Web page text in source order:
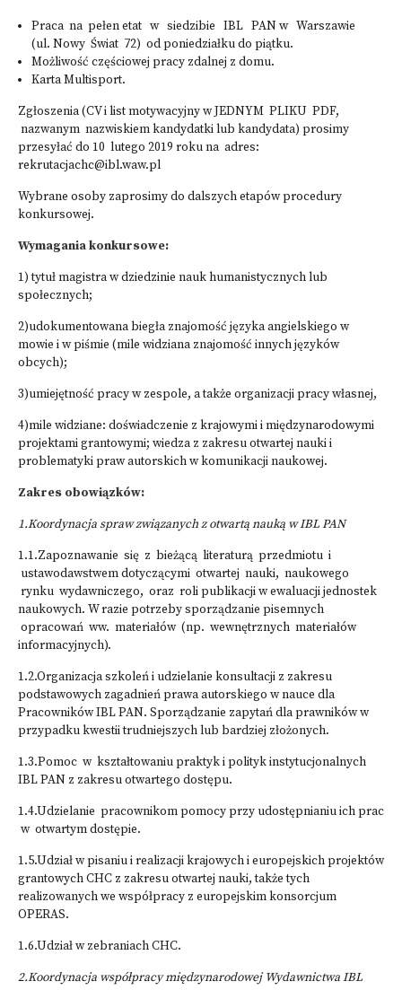
Praca na pełen etat w siedzibie IBL PAN w Warszawie
(ul. Nowy Świat 72) od poniedziałku do piątku.
Możliwość częściowej pracy zdalnej z domu.
Karta Multisport.
Zgłoszenia (CV i list motywacyjny w JEDNYM PLIKU PDF,
nazwanym nazwiskiem kandydatki lub kandydata) prosimy
przesyłać do 10 lutego 2019 roku na adres:
rekrutacjachc@ibl.waw.pl
Wybrane osoby zaprosimy do dalszych etapów procedury
konkursowej.
Wymagania konkursowe:
1) tytuł magistra w dziedzinie nauk humanistycznych lub
społecznych;
2)udokumentowana biegła znajomość języka angielskiego w
mowie i w piśmie (mile widziana znajomość innych języków
obcych);
3)umiejętność pracy w zespole, a także organizacji pracy własnej,
4)mile widziane: doświadczenie z krajowymi i międzynarodowymi
projektami grantowymi; wiedza z zakresu otwartej nauki i
problematyki praw autorskich w komunikacji naukowej.
Zakres obowiązków:
1.Koordynacja spraw związanych z otwartą nauką w IBL PAN
1.1.Zapoznawanie się z bieżącą literaturą przedmiotu i
ustawodawstwem dotyczącymi otwartej nauki, naukowego
rynku wydawniczego, oraz roli publikacji w ewaluacji jednostek
naukowych. W razie potrzeby sporządzanie pisemnych
opracowań ww. materiałów (np. wewnętrznych materiałów
informacyjnych).
1.2.Organizacja szkoleń i udzielanie konsultacji z zakresu
podstawowych zagadnień prawa autorskiego w nauce dla
Pracowników IBL PAN. Sporządzanie zapytań dla prawników w
przypadku kwestii trudniejszych lub bardziej złożonych.
1.3.Pomoc w kształtowaniu praktyk i polityk instytucjonalnych
IBL PAN z zakresu otwartego dostępu.
1.4.Udzielanie pracownikom pomocy przy udostępnianiu ich prac
w otwartym dostępie.
1.5.Udział w pisaniu i realizacji krajowych i europejskich projektów
grantowych CHC z zakresu otwartej nauki, także tych
realizowanych we współpracy z europejskim konsorcjum
OPERAS.
1.6.Udział w zebraniach CHC.
2.Koordynacja współpracy międzynarodowej Wydawnictwa IBL